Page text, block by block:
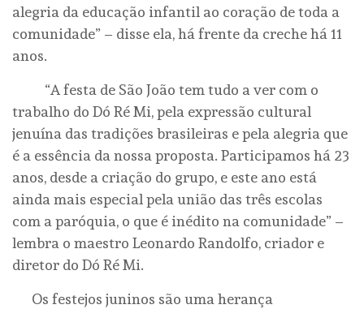
alegria da educação infantil ao coração de toda a
comunidade” – disse ela, há frente da creche há 11
anos.
“A festa de São João tem tudo a ver com o
trabalho do Dó Ré Mi, pela expressão cultural
jenuína das tradições brasileiras e pela alegria que
é a essência da nossa proposta. Participamos há 23
anos, desde a criação do grupo, e este ano está
ainda mais especial pela união das três escolas
com a paróquia, o que é inédito na comunidade” –
lembra o maestro Leonardo Randolfo, criador e
diretor do Dó Ré Mi.
Os festejos juninos são uma herança